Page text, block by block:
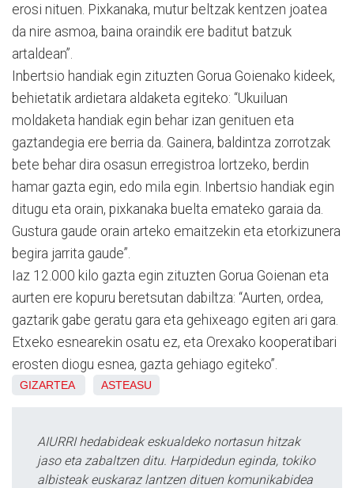
erosi nituen. Pixkanaka, mutur beltzak kentzen joatea
da nire asmoa, baina oraindik ere baditut batzuk
artaldean”.
Inbertsio handiak egin zituzten Gorua Goienako kideek,
behietatik ardietara aldaketa egiteko: “Ukuiluan
moldaketa handiak egin behar izan genituen eta
gaztandegia ere berria da. Gainera, baldintza zorrotzak
bete behar dira osasun erregistroa lortzeko, berdin
hamar gazta egin, edo mila egin. Inbertsio handiak egin
ditugu eta orain, pixkanaka buelta emateko garaia da.
Gustura gaude orain arteko emaitzekin eta etorkizunera
begira jarrita gaude”.
Iaz 12.000 kilo gazta egin zituzten Gorua Goienan eta
aurten ere kopuru beretsutan dabiltza: “Aurten, ordea,
gaztarik gabe geratu gara eta gehixeago egiten ari gara.
Etxeko esnearekin osatu ez, eta Orexako kooperatibari
erosten diogu esnea, gazta gehiago egiteko”.
GIZARTEA ASTEASU
AIURRI hedabideak eskualdeko nortasun hitzak
jaso eta zabaltzen ditu. Harpidedun eginda, tokiko
albisteak euskaraz lantzen dituen komunikabidea